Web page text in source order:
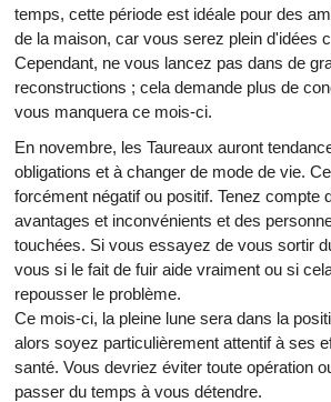
temps, cette période est idéale pour des
de la maison, car vous serez plein d'idées
Cependant, ne vous lancez pas dans de
reconstructions ; cela demande plus de
vous manquera ce mois-ci.
En novembre, les Taureaux auront
obligations et à changer de mode de vie.
forcément négatif ou positif. Tenez compte
avantages et inconvénients et des
touchées. Si vous essayez de vous sortir
vous si le fait de fuir aide vraiment ou si
repousser le problème.
Ce mois-ci, la pleine lune sera dans la
alors soyez particulièrement attentif à ses
santé. Vous devriez éviter toute opération
passer du temps à vous détendre.